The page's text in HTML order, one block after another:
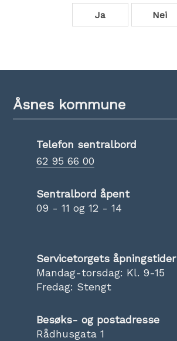
Ja Nei
Åsnes kommune
Telefon sentralbord
62 95 66 00
Sentralbord åpent
09 - 11 og 12 - 14
Servicetorgets åpningstider
Mandag-torsdag: Kl. 9-15
Fredag: Stengt
Besøks- og postadresse
Rådhusgata 1